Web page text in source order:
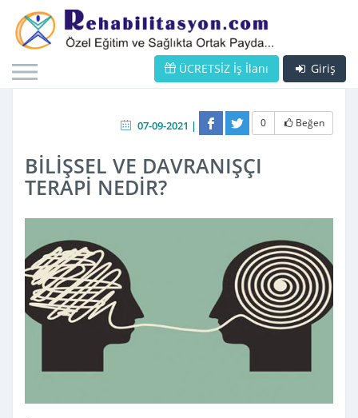
Giriş
ÜCRETSİZ İş İlanı
07-09-2021 | 0 Beğen
BİLİŞSEL VE DAVRANIŞÇI
TERAPİ NEDİR?